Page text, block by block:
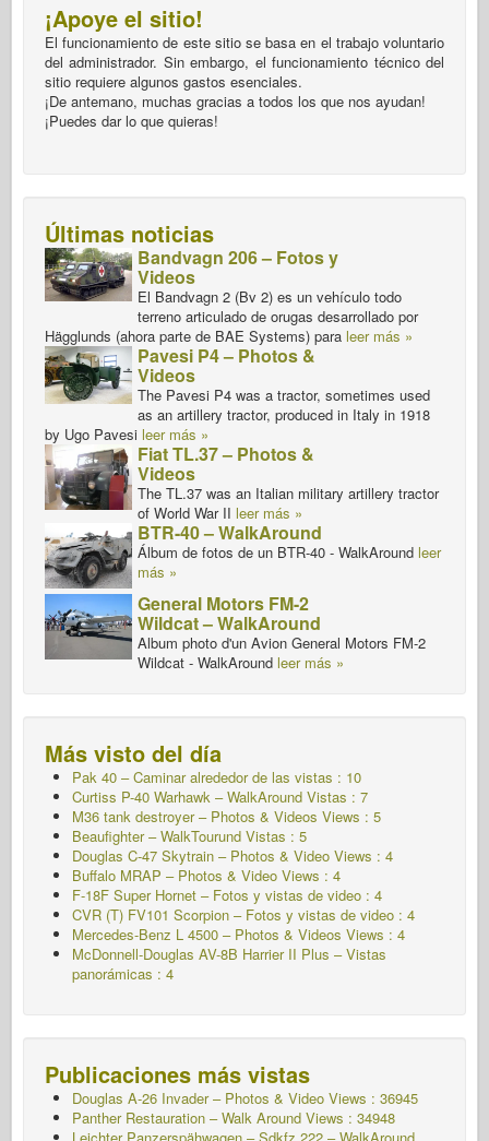
¡Apoye el sitio!
El funcionamiento de este sitio se basa en el trabajo voluntario
del administrador. Sin embargo, el funcionamiento técnico del
sitio requiere algunos gastos esenciales.
¡De antemano, muchas gracias a todos los que nos ayudan!
¡Puedes dar lo que quieras!
Últimas noticias
Bandvagn 206 – Fotos y
Videos
El Bandvagn 2 (Bv 2) es un vehículo todo
terreno articulado de orugas desarrollado por
Hägglunds (ahora parte de BAE Systems) para leer más »
Pavesi P4 – Photos &
Videos
The Pavesi P4 was a tractor, sometimes used
as an artillery tractor, produced in Italy in 1918
by Ugo Pavesi leer más »
Fiat TL.37 – Photos &
Videos
The TL.37 was an Italian military artillery tractor
of World War II leer más »
BTR-40 – WalkAround
Álbum de fotos de un BTR-40 - WalkAround leer
más »
General Motors FM-2
Wildcat – WalkAround
Album photo d'un Avion General Motors FM-2
Wildcat - WalkAround leer más »
Más visto del día
Pak 40 – Caminar alrededor de las vistas : 10
Curtiss P-40 Warhawk – WalkAround Vistas : 7
M36 tank destroyer – Photos & Videos Views : 5
Beaufighter – WalkTourund Vistas : 5
Douglas C-47 Skytrain – Photos & Video Views : 4
Buffalo MRAP – Photos & Video Views : 4
F-18F Super Hornet – Fotos y vistas de video : 4
CVR (T) FV101 Scorpion – Fotos y vistas de video : 4
Mercedes-Benz L 4500 – Photos & Videos Views : 4
McDonnell-Douglas AV-8B Harrier II Plus – Vistas
panorámicas : 4
Publicaciones más vistas
Douglas A-26 Invader – Photos & Video Views : 36945
Panther Restauration – Walk Around Views : 34948